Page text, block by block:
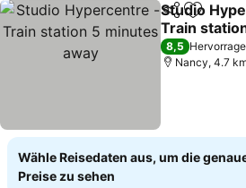
TeilenZu
Studio
Train
away
8,5
Nancy, 4.7
Wähle Reisedaten aus, um die
Preise zu sehen